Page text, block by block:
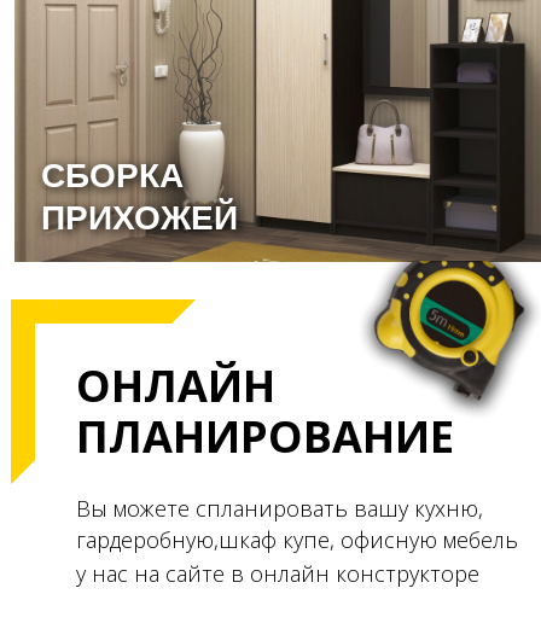
СБОРКА
ПРИХОЖЕЙ
гардеробную,шкаф купе, офисную мебель
у нас на сайте в онлайн конструкторе
Вы можете спланировать вашу кухню,
ОНЛАЙН
ПЛАНИРОВАНИЕ